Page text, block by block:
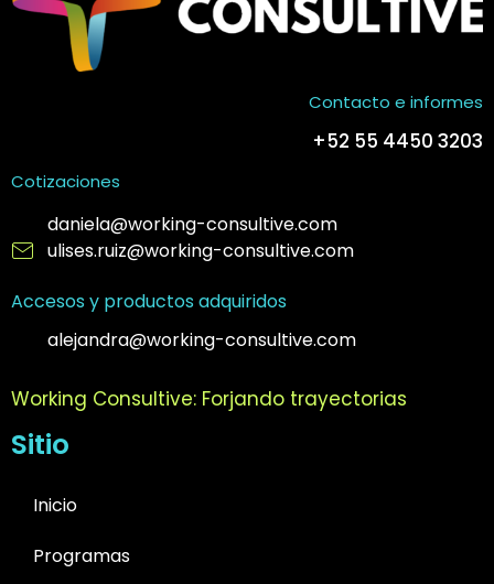
Contacto e informes
+52 55 4450 3203
Cotizaciones
daniela@working-consultive.com
ulises.ruiz@working-consultive.com
Accesos y productos adquiridos
alejandra@working-consultive.com
Working Consultive: Forjando trayectorias
Sitio
Inicio
Programas